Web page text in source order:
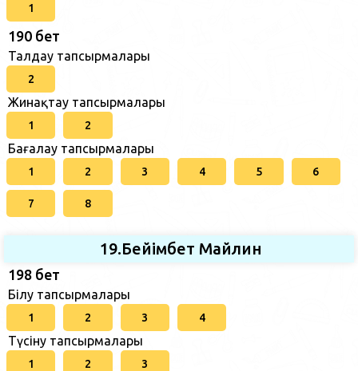
1
190 бет
Талдау тапсырмалары
2
Жинақтау тапсырмалары
1 2
Бағалау тапсырмалары
1 2 3 4 5 6
7 8
19.Бейімбет Майлин
198 бет
Білу тапсырмалары
1 2 3 4
Түсіну тапсырмалары
1 2 3